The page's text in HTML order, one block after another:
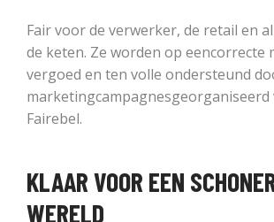
Fair voor de verwerker, de retail en
de keten. Ze worden op eencorrecte
vergoed en ten volle ondersteund
marketingcampagnesgeorganiseerd
Fairebel.
KLAAR VOOR EEN
WERELD